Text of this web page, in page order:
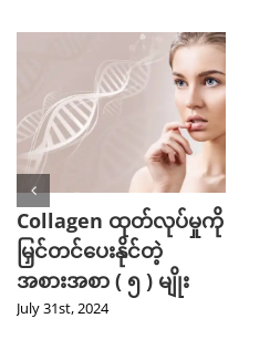
Collagen ထုတ်လုပ်မှုကို
မြှင်တင်ပေးနိုင်တဲ့
အစားအစာ ( ၅ ) မျိုး
July 31st, 2024